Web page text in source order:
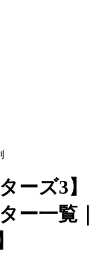
ーズ3】
ー一覧｜